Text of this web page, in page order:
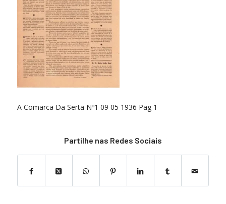
A Comarca Da Sertã Nº1 09 05 1936 Pag 1
Partilhe nas Redes Sociais